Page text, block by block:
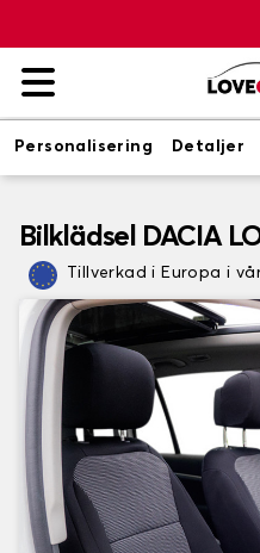
Personalisering Detaljer
Bilklädsel DACIA
Tillverkad i Europa i